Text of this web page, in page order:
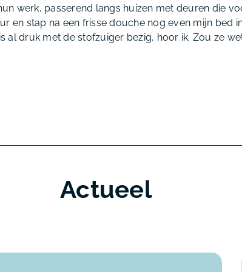
werk, passerend langs huizen met deuren die
en stap na een frisse douche nog even mijn bed
al druk met de stofzuiger bezig, hoor ik. Zou ze
Actueel